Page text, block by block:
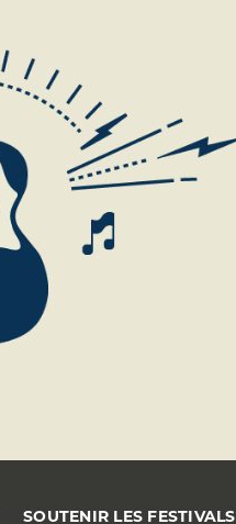
SOUTENIR LES FESTIVALS